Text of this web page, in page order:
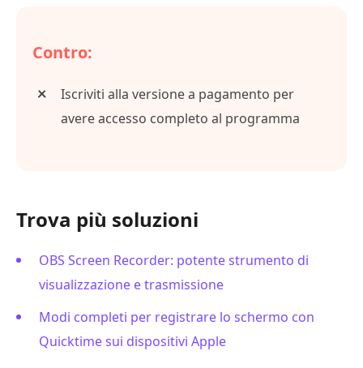
Contro:
Iscriviti alla versione a pagamento per
avere accesso completo al programma
Trova più soluzioni
OBS Screen Recorder: potente strumento di
visualizzazione e trasmissione
Modi completi per registrare lo schermo con
Quicktime sui dispositivi Apple